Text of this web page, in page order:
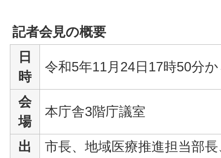
記者会見の概要
日
時
令和5年11月24日17時50分
会
場
本庁舎3階庁議室
出
市長、地域医療推進担当部